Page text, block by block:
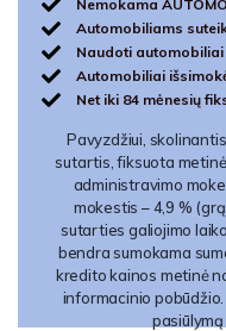
Nemokama
Automobiliams
Naudoti
Automobiliai
Net iki 84 mėnesių
Pavyzdžiui,
sutartis, fiksuota
administravimo
mokestis – 4,9 %
sutarties galiojimo
bendra sumokama
kredito kainos metinė
informacinio